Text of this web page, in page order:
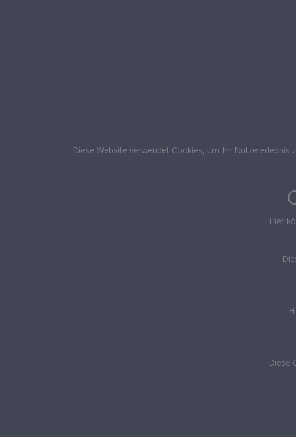
Diese Website verwendet Cookies, um Ihr Nutzererlebnis
Hier
Diese